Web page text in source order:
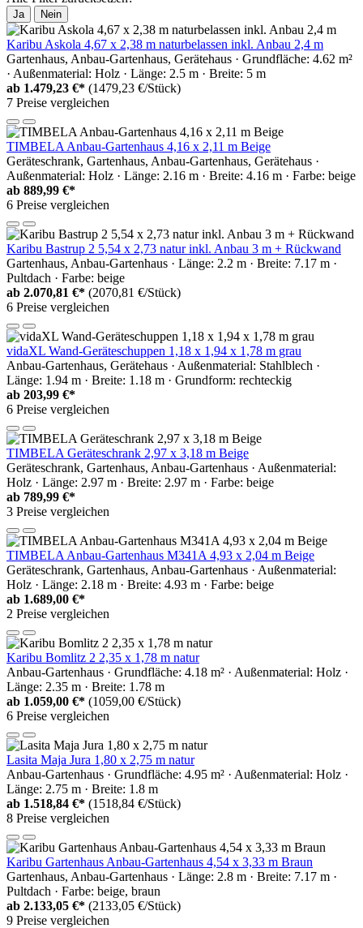
Ja Nein
Karibu Askola 4,67 x 2,38 m naturbelassen inkl. Anbau 2,4 m
Gartenhaus, Anbau-Gartenhaus, Gerätehaus · Grundfläche: 4.62 m²
· Außenmaterial: Holz · Länge: 2.5 m · Breite: 5 m
ab 1.479,23 €* (1479,23 €/Stück)
7 Preise vergleichen
TIMBELA Anbau-Gartenhaus 4,16 x 2,11 m Beige
Geräteschrank, Gartenhaus, Anbau-Gartenhaus, Gerätehaus ·
Außenmaterial: Holz · Länge: 2.16 m · Breite: 4.16 m · Farbe: beige
ab 889,99 €*
6 Preise vergleichen
Karibu Bastrup 2 5,54 x 2,73 natur inkl. Anbau 3 m + Rückwand
Gartenhaus, Anbau-Gartenhaus · Länge: 2.2 m · Breite: 7.17 m ·
Pultdach · Farbe: beige
ab 2.070,81 €* (2070,81 €/Stück)
6 Preise vergleichen
vidaXL Wand-Geräteschuppen 1,18 x 1,94 x 1,78 m grau
Anbau-Gartenhaus, Gerätehaus · Außenmaterial: Stahlblech ·
Länge: 1.94 m · Breite: 1.18 m · Grundform: rechteckig
ab 203,99 €*
6 Preise vergleichen
TIMBELA Geräteschrank 2,97 x 3,18 m Beige
Geräteschrank, Gartenhaus, Anbau-Gartenhaus · Außenmaterial:
Holz · Länge: 2.97 m · Breite: 2.97 m · Farbe: beige
ab 789,99 €*
3 Preise vergleichen
TIMBELA Anbau-Gartenhaus M341A 4,93 x 2,04 m Beige
Geräteschrank, Gartenhaus, Anbau-Gartenhaus · Außenmaterial:
Holz · Länge: 2.18 m · Breite: 4.93 m · Farbe: beige
ab 1.689,00 €*
2 Preise vergleichen
Karibu Bomlitz 2 2,35 x 1,78 m natur
Anbau-Gartenhaus · Grundfläche: 4.18 m² · Außenmaterial: Holz ·
Länge: 2.35 m · Breite: 1.78 m
ab 1.059,00 €* (1059,00 €/Stück)
6 Preise vergleichen
Lasita Maja Jura 1,80 x 2,75 m natur
Anbau-Gartenhaus · Grundfläche: 4.95 m² · Außenmaterial: Holz ·
Länge: 2.75 m · Breite: 1.8 m
ab 1.518,84 €* (1518,84 €/Stück)
8 Preise vergleichen
Karibu Gartenhaus Anbau-Gartenhaus 4,54 x 3,33 m Braun
Gartenhaus, Anbau-Gartenhaus · Länge: 2.8 m · Breite: 7.17 m ·
Pultdach · Farbe: beige, braun
ab 2.133,05 €* (2133,05 €/Stück)
9 Preise vergleichen